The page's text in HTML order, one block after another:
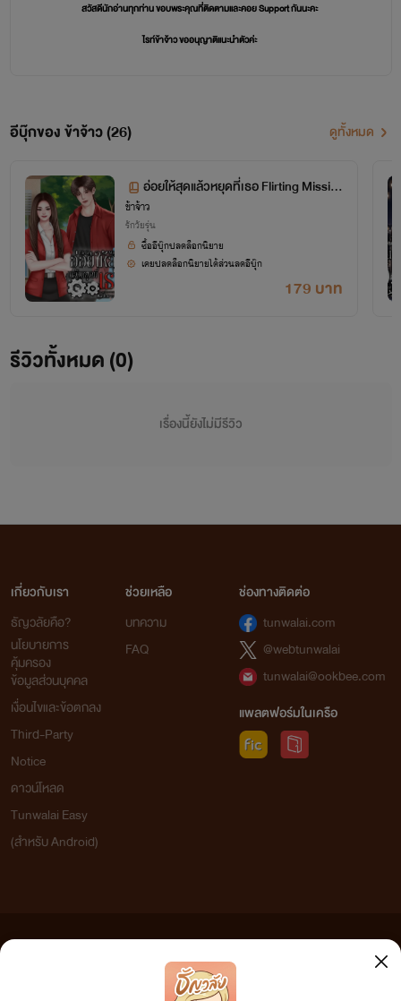
สวัสดีนักอ่านทุกท่าน ขอบพระคุณที่ติดตามและคอย Support กันนะคะ
ไรท์ข้าจ้าว ขออนุญาติแนะนำตัวค่ะ
นามนี้จะเป็นนิยายแนว Feel Good คลั่งรัก โรแมนติก และดราม่า
โดยนามปากกาข้าจ้าว จะยังเป็นนิยายรัก โรแมนติก และดราม่าอยู่ แต่จะเป็นรุ่นใหญ่ที่ทำงานแล้ว
นามนี้จะเป็นนิยายแนวพีเรียดไทยและนิยายสั้นประมาณ 12- 20 ตอน(เป็นแนวรัก ดราม่า โรแมนติก)
ปกไม่ใช่ข้าจ้าว ก็อยากให้เข้าใจว่าคือนิยายของนักเขียนคนเดียวกัน คือนักเขียนข้าจ้าวค่ะ นิยายที่ลง
คำผิดก็อาจจะมีเยอะ ต้องขออภัยด้วยนะคะ ยังไงไรท์จะรีบกลับไปแก้ไขและรีไรท์เพื่อนักอ่านทุกท่านน้า
ยังไงไรท์ข้าจ้าวก็ขอฝากนามปากกาทุกนามด้วยนะคะ
ฝากให้กำลังใจไรท์ ด้วยการคอมเม้นและกดใจให้ไรท์ด้วยน้า
อีบุ๊กของ ข้าจ้าว (26) ดูทั้งหมด
อ่อยให้สุดแล้วหยุดที่เธอ Flirting Missio
n
ข้าจ้าว
รักวัยรุ่น
179 บาท
ซื้ออีบุ๊กปลดล็อกนิยาย
เคยปลดล็อกนิยายได้ส่วนลดอีบุ๊ก
รีวิวทั้งหมด (0)
เรื่องนี้ยังไม่มีรีวิว
เกี่ยวกับเรา
ธัญวลัยคือ?
นโยบายการ
คุ้มครอง
ข้อมูลส่วนบุคคล
เงื่อนไขและข้อตกลง
Third-Party
Notice
ดาวน์โหลด
Tunwalai Easy
(สำหรับ Android)
ช่วยเหลือ
บทความ
FAQ
ช่องทางติดต่อ
tunwalai.com
@webtunwalai
tunwalai@ookbee.com
แพลตฟอร์มในเครือ
เว็บไซต์แห่งนี้ไม่ได้เห็นด้วยและไม่ขอรับผิดชอบต่อข้อความใดๆ ทั้งสิ้น ดังนั้นผู้อ่านทุกท่านโปรดใช้
วิจารณญาณในการกลั่นกรองด้วยตนเอง และหากท่านพบข้อความใดๆ ที่ขัดต่อกฎหมายและศีลธรรม